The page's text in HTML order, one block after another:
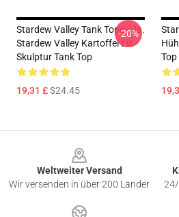
Stardew Valley Tank Tops - Ja.
Stardew Valley Kartoffel Eis
Skulptur Tank Top
19,31 £$24.45
-20%
Top
Weltweiter Versand
Wir versenden in über 200 Länder
24/